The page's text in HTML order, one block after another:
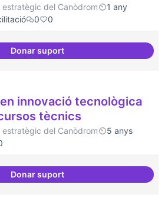
estratègic del Canòdrom
1 any
0 0
Donar suportSuport a projectes digitals i
innovació tecnològica
tècnics
estratègic del Canòdrom
5 anys
Donar suportEspai punter en innovació